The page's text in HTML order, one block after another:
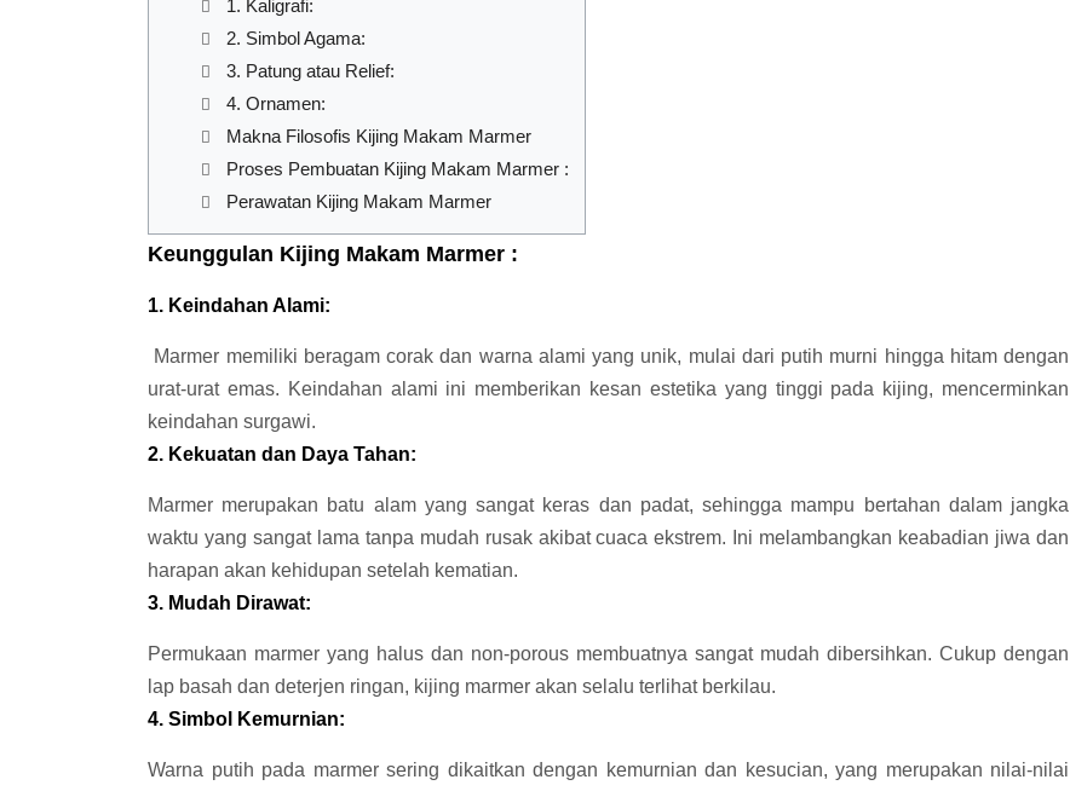
1. Kaligrafi:
2. Simbol Agama:
3. Patung atau Relief:
4. Ornamen:
Makna Filosofis Kijing Makam Marmer
Proses Pembuatan Kijing Makam Marmer :
Perawatan Kijing Makam Marmer
Keunggulan Kijing Makam Marmer :
1. Keindahan Alami:
Marmer memiliki beragam corak dan warna alami yang unik, mulai dari putih murni hingga hitam dengan
urat-urat emas. Keindahan alami ini memberikan kesan estetika yang tinggi pada kijing, mencerminkan
keindahan surgawi.
2. Kekuatan dan Daya Tahan:
Marmer merupakan batu alam yang sangat keras dan padat, sehingga mampu bertahan dalam jangka
waktu yang sangat lama tanpa mudah rusak akibat cuaca ekstrem. Ini melambangkan keabadian jiwa dan
harapan akan kehidupan setelah kematian.
3. Mudah Dirawat:
Permukaan marmer yang halus dan non-porous membuatnya sangat mudah dibersihkan. Cukup dengan
lap basah dan deterjen ringan, kijing marmer akan selalu terlihat berkilau.
4. Simbol Kemurnian:
Warna putih pada marmer sering dikaitkan dengan kemurnian dan kesucian, yang merupakan nilai-nilai